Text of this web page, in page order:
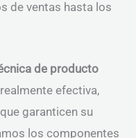
de ventas hasta los
de producto
efectiva,
garanticen su
los componentes